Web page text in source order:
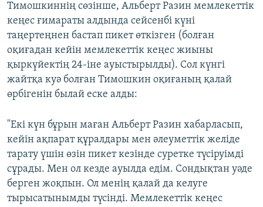
Тимошкиннің сөзінше, Альберт Разин мемлекеттік
кеңес ғимараты алдында сейсенбі күні
таңертеңнен бастап пикет өткізген (болған
оқиғадан кейін мемлекеттік кеңес жиыны
қыркүйектің 24-іне ауыстырылды). Сол күнгі
жайтқа куә болған Тимошкин оқиғаның қалай
өрбігенін былай еске алды:
"Екі күн бұрын маған Альберт Разин хабарласып,
кейін ақпарат құралдары мен әлеуметтік желіде
тарату үшін өзін пикет кезінде суретке түсіруімді
сұрады. Мен ол кезде ауылда едім. Сондықтан уәде
берген жоқпын. Ол менің қалай да келуге
тырысатынымды түсінді. Мемлекеттік кеңес